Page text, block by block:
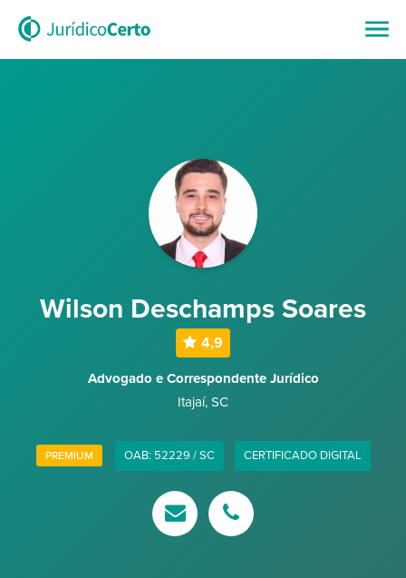
Wilson Deschamps Soares
4,9
Advogado e Correspondente Jurídico
Itajaí, SC
PREMIUM OAB: 52229 / SC CERTIFICADO DIGITAL